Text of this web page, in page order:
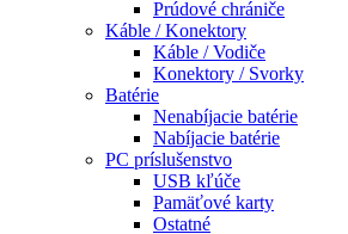
Prúdové chrániče
Káble / Konektory
Káble / Vodiče
Konektory / Svorky
Batérie
Nenabíjacie batérie
Nabíjacie batérie
PC príslušenstvo
USB kľúče
Pamäťové karty
Ostatné